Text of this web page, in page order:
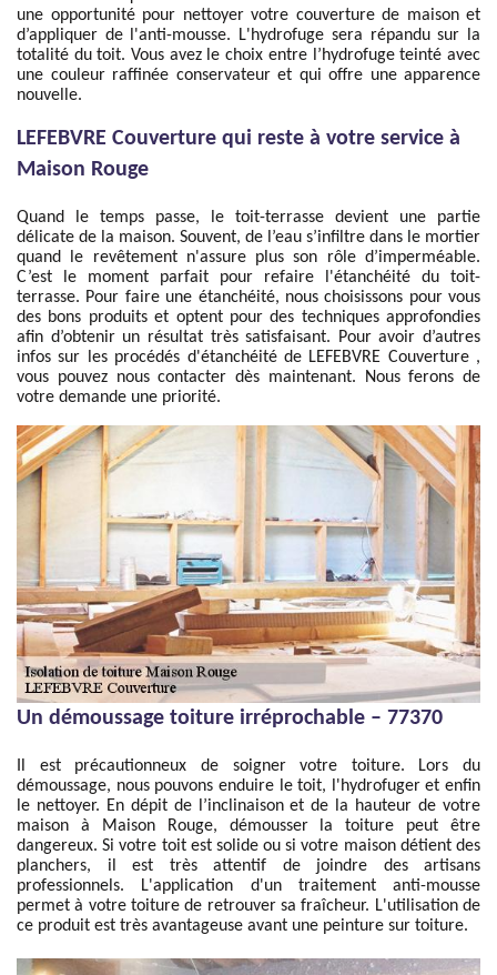
une opportunité pour nettoyer votre couverture de maison et
d’appliquer de l'anti-mousse. L'hydrofuge sera répandu sur la
totalité du toit. Vous avez le choix entre l’hydrofuge teinté avec
une couleur raffinée conservateur et qui offre une apparence
nouvelle.
LEFEBVRE Couverture qui reste à votre service à
Maison Rouge
Quand le temps passe, le toit-terrasse devient une partie
délicate de la maison. Souvent, de l’eau s’infiltre dans le mortier
quand le revêtement n'assure plus son rôle d’imperméable.
C’est le moment parfait pour refaire l'étanchéité du toit-
terrasse. Pour faire une étanchéité, nous choisissons pour vous
des bons produits et optent pour des techniques approfondies
afin d’obtenir un résultat très satisfaisant. Pour avoir d’autres
infos sur les procédés d'étanchéité de LEFEBVRE Couverture ,
vous pouvez nous contacter dès maintenant. Nous ferons de
votre demande une priorité.
Un démoussage toiture irréprochable – 77370
Il est précautionneux de soigner votre toiture. Lors du
démoussage, nous pouvons enduire le toit, l'hydrofuger et enfin
le nettoyer. En dépit de l’inclinaison et de la hauteur de votre
maison à Maison Rouge, démousser la toiture peut être
dangereux. Si votre toit est solide ou si votre maison détient des
planchers, il est très attentif de joindre des artisans
professionnels. L'application d'un traitement anti-mousse
permet à votre toiture de retrouver sa fraîcheur. L'utilisation de
ce produit est très avantageuse avant une peinture sur toiture.